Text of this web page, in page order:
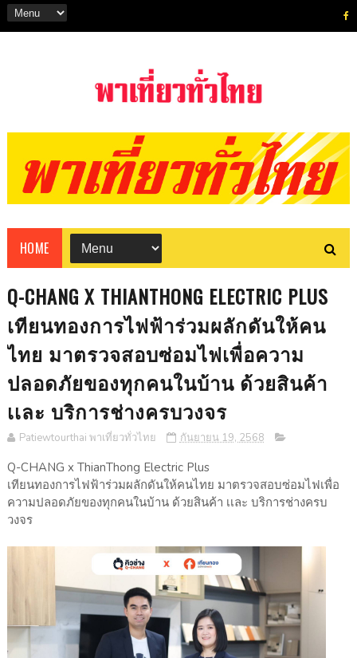
HOME
Q-CHANG X THIANTHONG ELECTRIC PLUS
เทียนทองการไฟฟ้าร่วมผลักดันให้คน
ไทย มาตรวจสอบซ่อมไฟเพื่อความ
ปลอดภัยของทุกคนในบ้าน ด้วยสินค้า
เเละ บริการช่างครบวงจร
Patiewtourthai พาเที่ยวทั่วไทย กันยายน 19, 2568
Q-CHANG x ThianThong Electric Plus
เทียนทองการไฟฟ้าร่วมผลักดันให้คนไทย มาตรวจสอบซ่อมไฟเพื่อ
ความปลอดภัยของทุกคนในบ้าน ด้วยสินค้า เเละ บริการช่างครบ
วงจร